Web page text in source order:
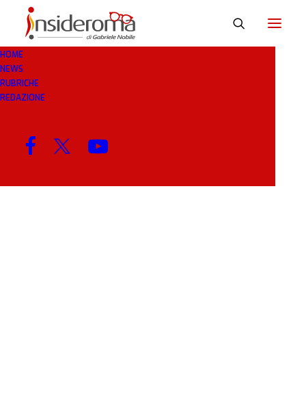
HOME
NEWS
RUBRICHE
REDAZIONE
FOOTVOLLEY
MENU